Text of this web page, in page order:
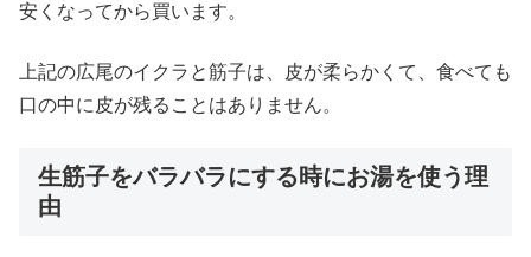
安くなってから買います。
上記の広尾のイクラと筋子は、皮が柔らかくて、食べても
口の中に皮が残ることはありません。
生筋子をバラバラにする時にお湯を使う理
由